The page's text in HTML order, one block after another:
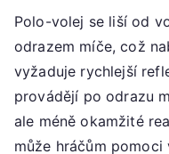
Polo-volej se liší od
odrazem míče, což
vyžaduje rychlejší
provádějí po odrazu
ale méně okamžité
může hráčům